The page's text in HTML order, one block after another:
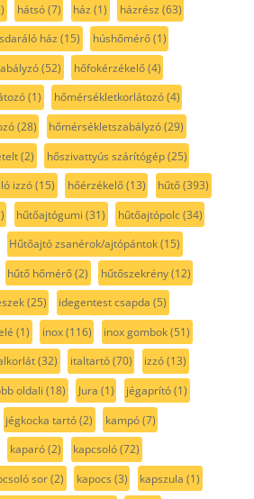
hátsó(7) ház (1) házrész (63)
ház (15) húshőmérő(1)
(52) hőfokérzékelő(4)
(1) hőmérsékletkorlátozó(4)
(28) hőmérsékletszabályzó(29)
(2) hőszivattyús szárítógép(25)
izzó(15) hőérzékelő(13) hűtő(393)
hűtőajtógumi (31) hűtőajtópolc(34)
Hűtőajtó zsanérok/ajtópántok(15)
hűtő hőmérő(2) hűtőszekrény(12)
(25) idegentest csapda (5)
(1) inox(116) inox gombok(51)
(32) italtartó(70) izzó(13)
oldali (18) Jura (1) jégaprító(1)
jégkocka tartó(2) kampó(7)
kaparó(2) kapcsoló(72)
sor(2) kapocs (3) kapszula (1)